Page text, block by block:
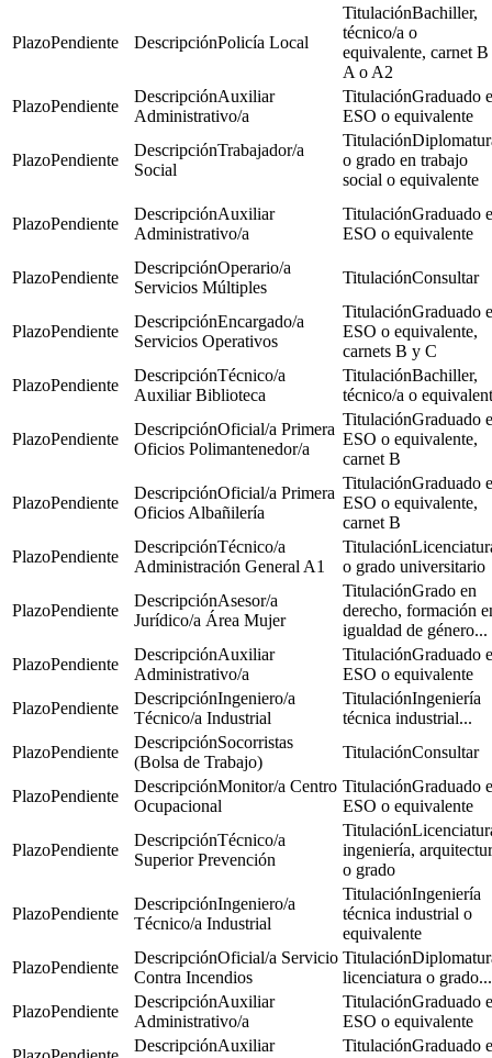
Pendiente Policía Local
Bachiller,
técnico/a o
equivalente, carnet
A o A2
Pendiente
Auxiliar
Administrativo/a
Graduado
ESO o equivalente
Pendiente
Trabajador/a
Social
o grado en trabajo
social o equivalente
Pendiente
Auxiliar
Administrativo/a
Graduado
ESO o equivalente
Pendiente
Operario/a
Servicios Múltiples
Consultar
Pendiente
Encargado/a
Servicios Operativos
Graduado
ESO o equivalente,
carnets B y C
Pendiente
Técnico/a
Auxiliar Biblioteca
Bachiller,
técnico/a o
Pendiente
Oficial/a Primera
Oficios Polimantenedor/a
Graduado
ESO o equivalente,
carnet B
Pendiente
Oficial/a Primera
Oficios Albañilería
Graduado
ESO o equivalente,
carnet B
Pendiente
Técnico/a
Administración General A1
o grado universitario
Pendiente
Asesor/a
Jurídico/a Área Mujer
Grado en
derecho, formación
igualdad de género...
Pendiente
Auxiliar
Administrativo/a
Graduado
ESO o equivalente
Pendiente
Ingeniero/a
Técnico/a Industrial
Ingeniería
técnica industrial...
Pendiente
Socorristas
(Bolsa de Trabajo)
Consultar
Pendiente
Monitor/a Centro
Ocupacional
Graduado
ESO o equivalente
Pendiente
Técnico/a
Superior Prevención
ingeniería,
o grado
Pendiente
Ingeniero/a
Técnico/a Industrial
Ingeniería
técnica industrial o
equivalente
Pendiente
Oficial/a Servicio
Contra Incendios
licenciatura o grado...
Pendiente
Auxiliar
Administrativo/a
Graduado
ESO o equivalente
Auxiliar
Graduado